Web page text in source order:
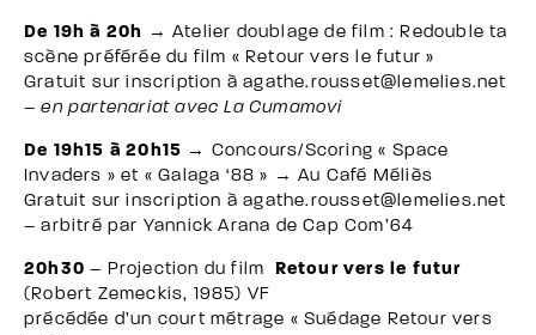
De 19h à 20h
→ Atelier doublage de film : Redouble ta
scène préférée du film « Retour vers le futur »
Gratuit sur inscription à agathe.rousset@lemelies.net
–en partenariat avec La Cumamovi
De 19h15 à 20h15 → Concours/Scoring « Space
Invaders » et « Galaga ‘88 » → Au Café Méliès
Gratuit sur inscription à agathe.rousset@lemelies.net
– arbitré par Yannick Arana de Cap Com’64
20h30 – Projection du film Retour vers le futur
(Robert Zemeckis, 1985) VF
précédée d’un court métrage « Suédage Retour vers